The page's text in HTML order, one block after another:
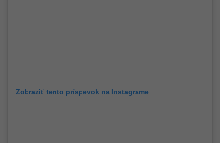
Zobraziť tento príspevok na Instagrame